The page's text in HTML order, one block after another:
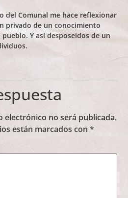
del Comunal me hace reflexionar
privado de un conocimiento
Y así desposeidos de un
electrónico no será publicada.
están marcados con*